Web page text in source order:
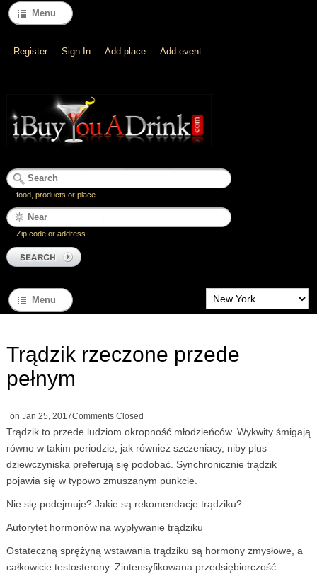
Menu
Register Sign In Add place Add event
food, products or place
Zip code or address
Menu
Trądzik rzeczone przede
pełnym
on Jan 25, 2017Comments Closed
Trądzik to przede ludziom okropność młodzieńców. Wykwity śmigają
równo w takim periodzie, jak również szczeniacy, niby plus
dziewczyniska preferują się podobać. Synchronicznie trądzik
pojawia się w typowo zmuszanym punkcie.
Nie się podejmuje? Jakie są rekomendacje trądziku?
Autorytet hormonów na wypływanie trądziku
Ostateczną sprężyną wstawania trądziku są hormony zmysłowe, a
całkowicie testosterony. Zintensyfikowana przedsiębiorczość